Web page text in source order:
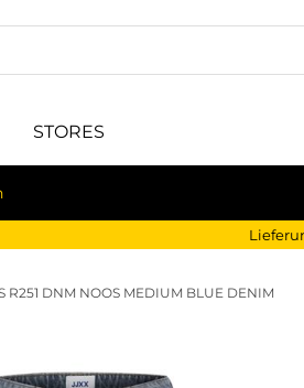
STORES
R251 DNM NOOS MEDIUM BLUE DENIM